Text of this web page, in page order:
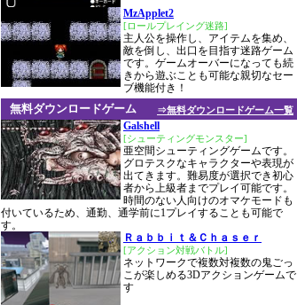
MzApplet2
[ロールプレイング迷路]
主人公を操作し、アイテムを集め、
敵を倒し、出口を目指す迷路ゲーム
です。ゲームオーバーになっても続
きから遊ぶことも可能な親切なセー
ブ機能付き！
⇒無料ダウンロードゲーム一覧
無料ダウンロードゲーム
Galshell
[シューティングモンスター]
亜空間シューティングゲームです。
グロテスクなキャラクターや表現が
出てきます。難易度が選択でき初心
者から上級者までプレイ可能です。
時間のない人向けのオマケモードも
付いているため、通勤、通学前に1プレイすることも可能で
す。
Ｒａｂｂｉｔ＆Ｃｈａｓｅｒ
[アクション対戦バトル]
ネットワークで複数対複数の鬼ごっ
こが楽しめる3Dアクションゲームで
す